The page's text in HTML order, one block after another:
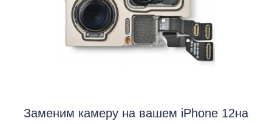
Заменим камеру на вашем iPhone 12на